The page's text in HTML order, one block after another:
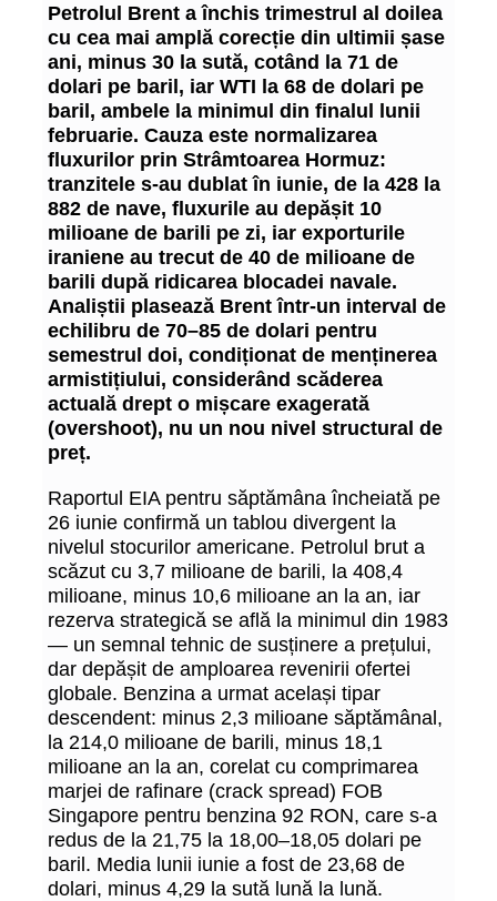
Petrolul Brent a închis trimestrul al doilea
cu cea mai amplă corecție din ultimii șase
ani, minus 30 la sută, cotând la 71 de
dolari pe baril, iar WTI la 68 de dolari pe
baril, ambele la minimul din finalul lunii
februarie. Cauza este normalizarea
fluxurilor prin Strâmtoarea Hormuz:
tranzitele s-au dublat în iunie, de la 428 la
882 de nave, fluxurile au depășit 10
milioane de barili pe zi, iar exporturile
iraniene au trecut de 40 de milioane de
barili după ridicarea blocadei navale.
Analiștii plasează Brent într-un interval de
echilibru de 70–85 de dolari pentru
semestrul doi, condiționat de menținerea
armistițiului, considerând scăderea
actuală drept o mișcare exagerată
(overshoot), nu un nou nivel structural de
preț.
Raportul EIA pentru săptămâna încheiată pe
26 iunie confirmă un tablou divergent la
nivelul stocurilor americane. Petrolul brut a
scăzut cu 3,7 milioane de barili, la 408,4
milioane, minus 10,6 milioane an la an, iar
rezerva strategică se află la minimul din 1983
— un semnal tehnic de susținere a prețului,
dar depășit de amploarea revenirii ofertei
globale. Benzina a urmat același tipar
descendent: minus 2,3 milioane săptămânal,
la 214,0 milioane de barili, minus 18,1
milioane an la an, corelat cu comprimarea
marjei de rafinare (crack spread) FOB
Singapore pentru benzina 92 RON, care s-a
redus de la 21,75 la 18,00–18,05 dolari pe
baril. Media lunii iunie a fost de 23,68 de
dolari, minus 4,29 la sută lună la lună.